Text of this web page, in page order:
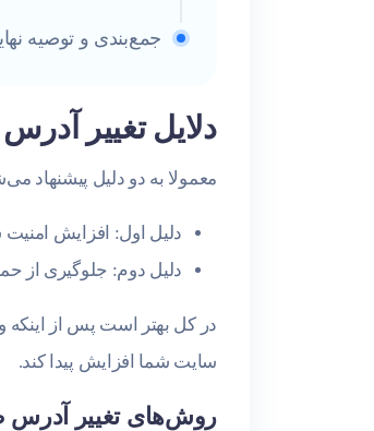
جمع‌بندی و توصیه
دلایل تغییر
معمولا به دو دلیل پیشنهاد
دلیل اول: افزایش
دلیل دوم: جلوگیری از
در کل بهتر است پس از اینکه
سایت شما افزایش پیدا کند.
روش‌های تغییر آدرس